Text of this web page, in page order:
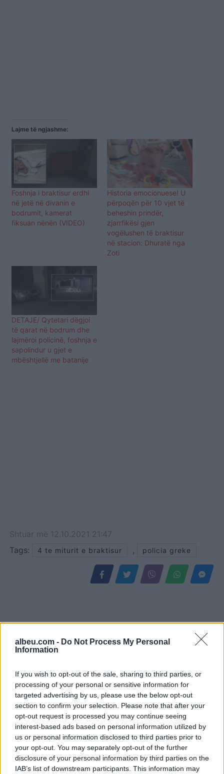
albeu.com - Do Not Process My Personal
Information
If you wish to opt-out of the sale, sharing to third parties, or
processing of your personal or sensitive information for
targeted advertising by us, please use the below opt-out
section to confirm your selection. Please note that after your
opt-out request is processed you may continue seeing
interest-based ads based on personal information utilized by
us or personal information disclosed to third parties prior to
your opt-out. You may separately opt-out of the further
disclosure of your personal information by third parties on the
IAB’s list of downstream participants. This information may
Lajme të ngjashme:
Foshnja i braktisur erdhi
në jetë në divanin e
bodrumit, kamerat
fiksuan nënën (VIDEO)
Historia emocionuese! U
përpoqën për 10 vjet të
beheshin prindër,
zjarrfikësi gjen
vogëlushen të braktisur
në stacion: Dhuratë nga
Zoti
DETAJE/ Qytetari dëgjoi
të qarat në bodrum dhe
lajmëroi policinë, foshnja e
sapolindur u gjet e
mbështjellë me batanije
Shtuar më 12.10.2021 21:47
Tags:
4 te miturit e braktisur , policia greke
Eklipsi i plotë i Diellit
rikthehet pas 27 vjetësh
në Evropë, spektakli
qiellor më 12 gusht
Zbulimi befasues në
Australi: Valixhja që ndezi
alarmin e policisë fshihte
një sekret krejt tjetër